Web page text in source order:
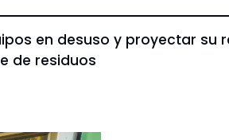
en desuso y proyectar su
de residuos